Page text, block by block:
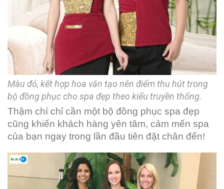
Màu đỏ, kết hợp hoa văn tạo nên điểm thu hút trong
bộ đồng phục cho spa đẹp theo kiểu truyền thống.
Thậm chí chỉ cần một bộ đồng phục spa đẹp
cũng khiến khách hàng yên tâm, cảm mến spa
của bạn ngay trong lần đầu tiên đặt chân đến!